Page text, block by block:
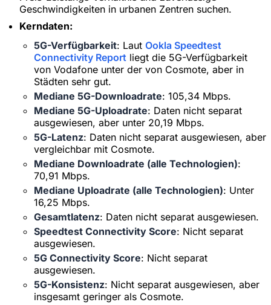
Geschwindigkeiten in urbanen Zentren suchen.
Kerndaten:
5G-Verfügbarkeit: Laut Ookla Speedtest
Connectivity Report liegt die 5G-Verfügbarkeit
von Vodafone unter der von Cosmote, aber in
Städten sehr gut.
Mediane 5G-Downloadrate: 105,34 Mbps.
Mediane 5G-Uploadrate: Daten nicht separat
ausgewiesen, aber unter 20,19 Mbps.
5G-Latenz: Daten nicht separat ausgewiesen, aber
vergleichbar mit Cosmote.
Mediane Downloadrate (alle Technologien):
70,91 Mbps.
Mediane Uploadrate (alle Technologien): Unter
16,25 Mbps.
Gesamtlatenz: Daten nicht separat ausgewiesen.
Speedtest Connectivity Score: Nicht separat
ausgewiesen.
5G Connectivity Score: Nicht separat
ausgewiesen.
5G-Konsistenz: Nicht separat ausgewiesen, aber
insgesamt geringer als Cosmote.
Zeitlich begrenztes Angebot
Rabattcode
web20